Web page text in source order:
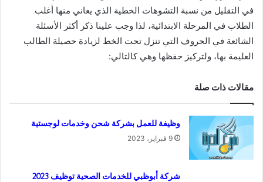
في التقليل من نسبة التشوهات الخطية الذي يعاني منها أغلب
الطلاب في المرحلة الابتدائية، لذا وجب علينا ذكر أكثر الأسئلة
الشائعة في الحروف التي تنزل تحت الخط لزيادة حصيلة الطالب
العليمة بها، ولتركيز حفظها وهي كالتالي:
مقالات ذات صلة
وظيفة للعمل بشركة شحن وخدمات لوجستية
9 فبراير، 2023
شركة أبوظبي للخدمات الصحية توظيف 2023